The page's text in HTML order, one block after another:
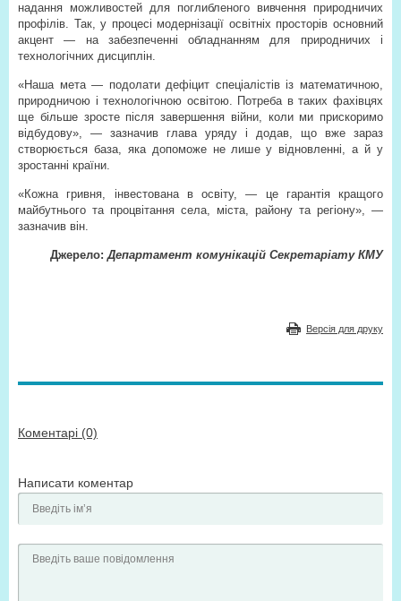
надання можливостей для поглибленого вивчення природничих
профілів. Так, у процесі модернізації освітніх просторів основний
акцент — на забезпеченні обладнанням для природничих і
технологічних дисциплін.
«Наша мета — подолати дефіцит спеціалістів із математичною,
природничою і технологічною освітою. Потреба в таких фахівцях
ще більше зросте після завершення війни, коли ми прискоримо
відбудову», — зазначив глава уряду і додав, що вже зараз
створюється база, яка допоможе не лише у відновленні, а й у
зростанні країни.
«Кожна гривня, інвестована в освіту, — це гарантія кращого
майбутнього та процвітання села, міста, району та регіону», —
зазначив він.
Джерело:Департамент комунікацій Секретаріату КМУ
Версія для друку
Коментарі (0)
Написати коментар